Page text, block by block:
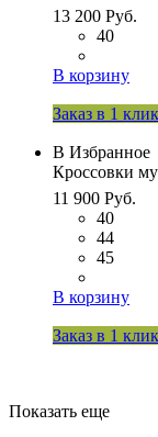
13 200 Руб.
40
В корзину
Заказ в 1 клик
В Избранное
Кроссовки
11 900 Руб.
40
44
45
В корзину
Заказ в 1 клик
Показать еще